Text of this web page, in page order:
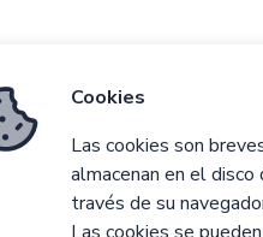
Cookies
Las cookies son
almacenan en el
través de su